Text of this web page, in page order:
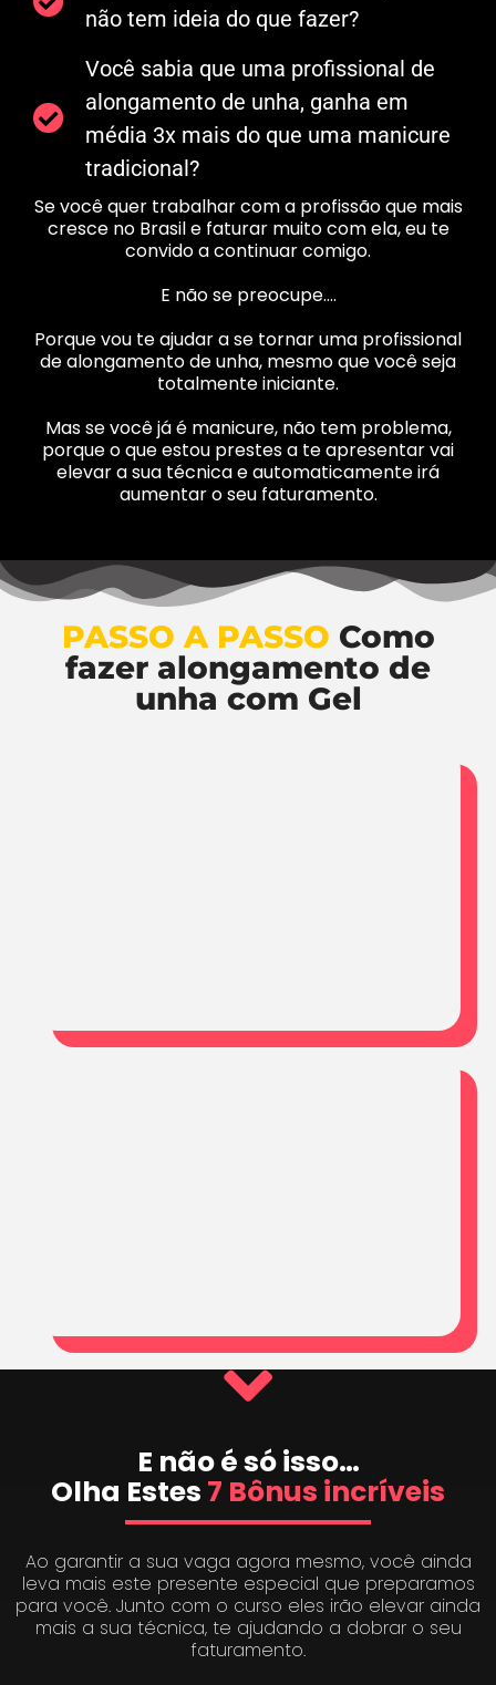
não tem ideia do que fazer?
Você sabia que uma profissional de
alongamento de unha, ganha em
média 3x mais do que uma manicure
tradicional?
Se você quer trabalhar com a profissão que mais
cresce no Brasil e faturar muito com ela, eu te
convido a continuar comigo.
E não se preocupe….
Porque vou te ajudar a se tornar uma profissional
de alongamento de unha, mesmo que você seja
totalmente iniciante.
Mas se você já é manicure, não tem problema,
porque o que estou prestes a te apresentar vai
elevar a sua técnica e automaticamente irá
aumentar o seu faturamento.
PASSO A PASSO Como
fazer alongamento de
unha com Gel
E não é só isso…
Olha Estes 7 Bônus incríveis
Ao garantir a sua vaga agora mesmo, você ainda
leva mais este presente especial que preparamos
para você. Junto com o curso eles irão elevar ainda
mais a sua técnica, te ajudando a dobrar o seu
faturamento.